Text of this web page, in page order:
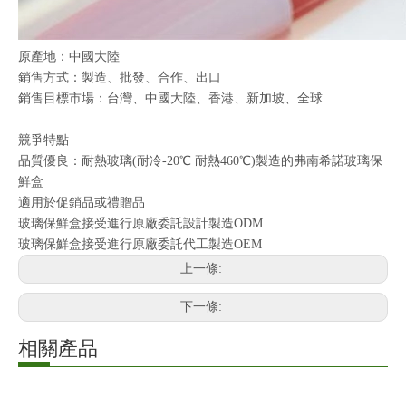
原產地：中國大陸
銷售方式：製造、批發、合作、出口
銷售目標市場：台灣、中國大陸、香港、新加坡、全球
競爭特點
品質優良：耐熱玻璃(耐冷-20℃ 耐熱460℃)製造的弗南希諾玻璃保
鮮盒
適用於促銷品或禮贈品
玻璃保鮮盒接受進行原廠委託設計製造ODM
玻璃保鮮盒接受進行原廠委託代工製造OEM
上一條:
下一條:
相關產品